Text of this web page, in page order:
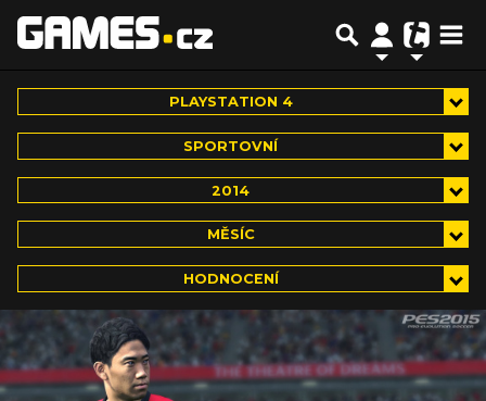
PLAYSTATION 4
SPORTOVNÍ
2014
MĚSÍC
HODNOCENÍ